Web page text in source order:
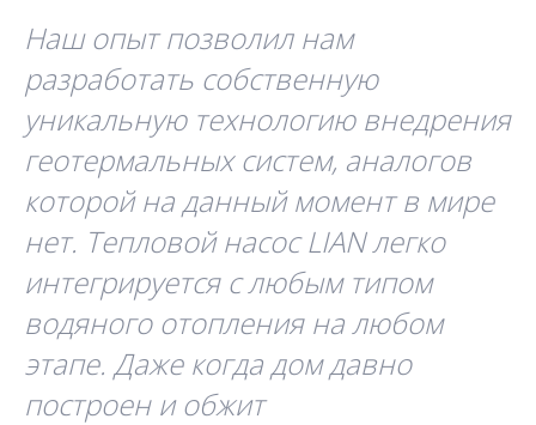
Наш опыт позволил нам
разработать собственную
уникальную технологию внедрения
геотермальных систем, аналогов
которой на данный момент в мире
нет. Тепловой насос LIANлегко
интегрируется с любым типом
водяного отопления на любом
этапе. Даже когда дом давно
построен и обжит